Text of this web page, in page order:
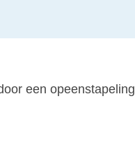
een opeenstapeling